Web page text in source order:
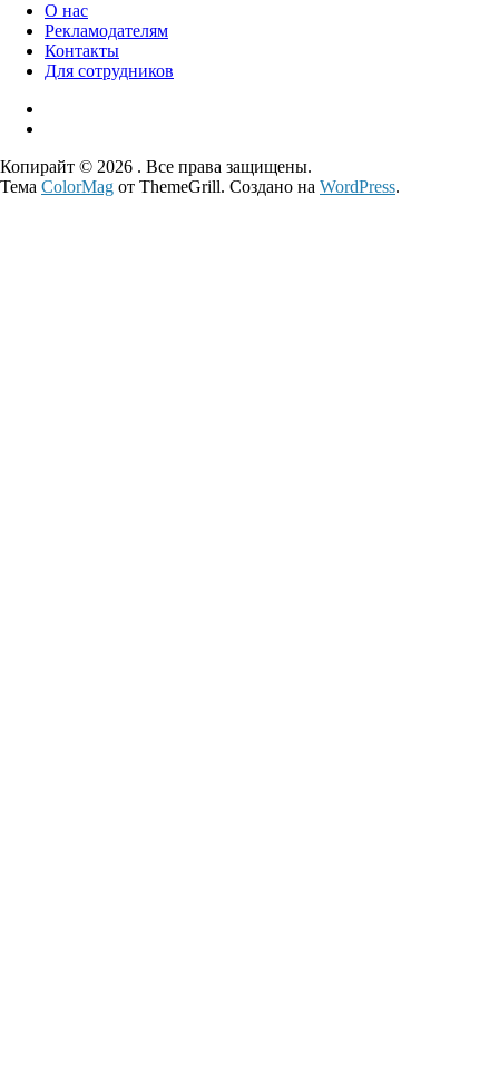
О нас
Рекламодателям
Контакты
Для сотрудников
Копирайт © 2026 . Все права защищены.
Тема ColorMag от ThemeGrill. Создано на WordPress.